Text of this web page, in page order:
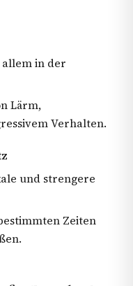
in der
Lärm,
Verhalten.
und strengere
Zeiten